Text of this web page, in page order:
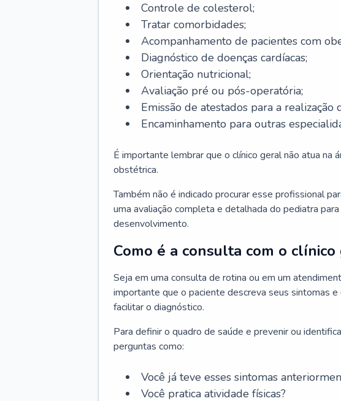
Controle de colesterol;
Tratar comorbidades;
Acompanhamento de pacientes com
Diagnóstico de doenças cardíacas;
Orientação nutricional;
Avaliação pré ou pós-operatória;
Emissão de atestados para a realização
Encaminhamento para outras
É importante lembrar que o clínico geral não atua na
obstétrica.
Também não é indicado procurar esse profissional
uma avaliação completa e detalhada do pediatra
desenvolvimento.
Como é a consulta com o clínico
Seja em uma consulta de rotina ou em um
importante que o paciente descreva seus sintomas
facilitar o diagnóstico.
Para definir o quadro de saúde e prevenir ou
perguntas como:
Você já teve esses sintomas
Você pratica atividade físicas?